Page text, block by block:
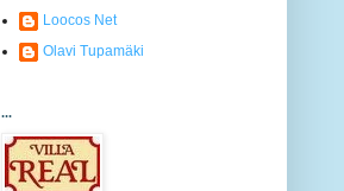
Loocos Net
Olavi Tupamäki
...